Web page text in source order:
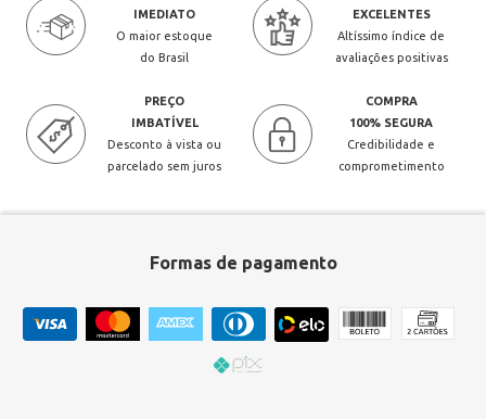
IMEDIATO
O maior estoque
do Brasil
EXCELENTES
Altíssimo índice de
avaliações positivas
PREÇO
IMBATÍVEL
Desconto à vista ou
parcelado sem juros
COMPRA
100% SEGURA
Credibilidade e
comprometimento
Formas de pagamento